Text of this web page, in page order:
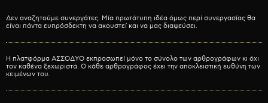
Δεν αναζητούμε συνεργάτες. Μία πρωτότυπη ιδέα όμως περί συνεργασίας θα
είναι πάντα ευπρόσδεκτη να ακουστεί και να μας διαψεύσει.
Η πλατφόρμα ΑΣΣΟΔΥΟ εκπροσωπεί μόνο το σύνολο των αρθρογράφων κι όχι
τον καθένα ξεχωριστά. Ο κάθε αρθρογράφος έχει την αποκλειστική ευθύνη των
κειμένων του.